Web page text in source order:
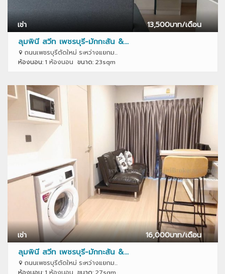
เช่า 13,500บาท/เดือน
ลุมพินี สวีท เพชรบุรี-มักกะสัน &...
ถนนเพชรบุรีตัดใหม่ ระหว่างแยกม...
ห้องนอน:1 ห้องนอน ขนาด: 23sqm
เช่า 16,000บาท/เดือน
ลุมพินี สวีท เพชรบุรี-มักกะสัน &...
ถนนเพชรบุรีตัดใหม่ ระหว่างแยกม...